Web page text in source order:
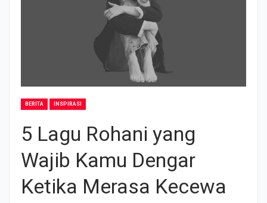
BERITA INSPIRASI
5 Lagu Rohani yang
Wajib Kamu Dengar
Ketika Merasa Kecewa